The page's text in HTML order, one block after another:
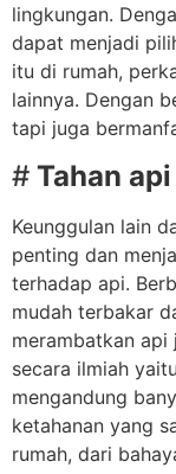
lingkungan.
dapat menjadi
itu di rumah,
lainnya. Dengan
tapi juga
# Tahan api
Keunggulan lain
penting dan
terhadap api.
mudah terbakar
merambatkan
secara ilmiah
mengandung
ketahanan yang
rumah, dari